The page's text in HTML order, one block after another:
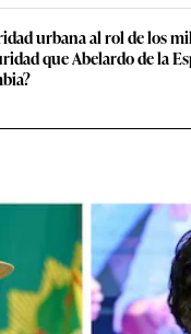
urbana al rol de los
que Abelardo de la